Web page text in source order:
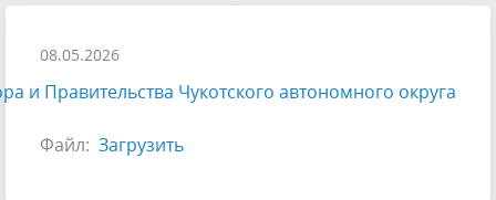
08.05.2026
и Правительства Чукотского автономного округа
Файл: Загрузить